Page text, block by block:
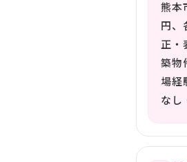
熊本
円、
正・
築物
場経
なし